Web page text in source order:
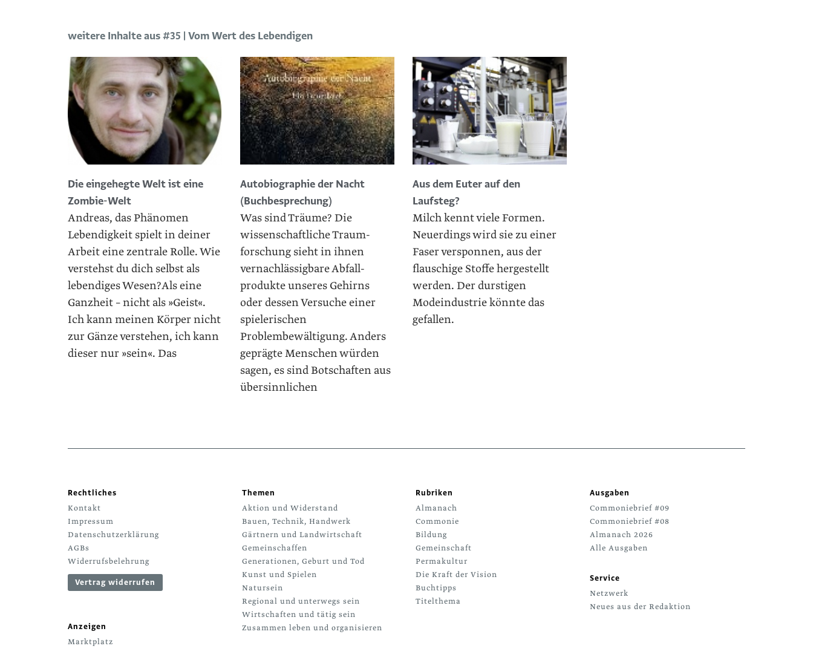
weitere Inhalte aus #35 | Vom Wert des Lebendigen
Die eingehegte Welt ist eine
Zombie-Welt
Andreas, das Phänomen
Lebendigkeit spielt in deiner
Arbeit eine zentrale Rolle. Wie
verstehst du dich selbst als
lebendiges Wesen?Als eine
Ganzheit – nicht als »Geist«.
Ich kann meinen Körper nicht
zur Gänze verstehen, ich kann
dieser nur »sein«. Das
Autobiographie der Nacht
(Buchbesprechung)
Was sind Träume? Die
wissenschaftliche Traum­
forschung sieht in ihnen
vernachlässigbare Abfall­
produkte unseres Gehirns
oder dessen Versuche einer
spielerischen
Problembewältigung. Anders
geprägte Menschen würden
sagen, es sind Botschaften aus
übersinnlichen
Aus dem Euter auf den
Laufsteg?
Milch kennt viele Formen.
Neuerdings wird sie zu einer
Faser versponnen, aus der
flauschige Stoffe hergestellt
werden. Der durstigen
Modeindustrie könnte das
gefallen.
Rechtliches
Kontakt
Impressum
Datenschutzerklärung
AGBs
Widerrufsbelehrung
Vertrag widerrufen
Anzeigen
Marktplatz
Themen
Aktion und Widerstand
Bauen, Technik, Handwerk
Gärtnern und Landwirtschaft
Gemeinschaffen
Generationen, Geburt und Tod
Kunst und Spielen
Natursein
Regional und unterwegs sein
Wirtschaften und tätig sein
Zusammen leben und organisieren
Rubriken
Almanach
Commonie
Bildung
Gemeinschaft
Permakultur
Die Kraft der Vision
Buchtipps
Titelthema
Ausgaben
Commoniebrief #09
Commoniebrief #08
Almanach 2026
Alle Ausgaben
Service
Netzwerk
Neues aus der Redaktion